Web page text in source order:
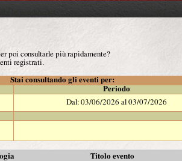
poi consultarle più rapidamente?
registrati.
Stai consultando gli eventi per:
Periodo
Dal: 03/06/2026 al 03/07/2026
Titolo evento